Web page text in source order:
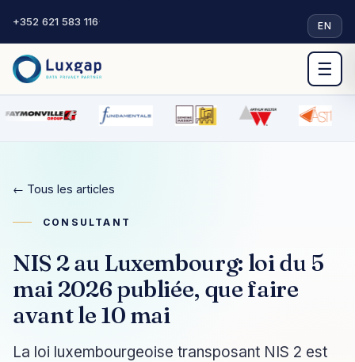
+352 621 583 116· EN
☰
← Tous les articles
CONSULTANT
NIS 2 au Luxembourg: loi du 5
mai 2026 publiée, que faire
avant le 10 mai
La loi luxembourgeoise transposant NIS 2 est